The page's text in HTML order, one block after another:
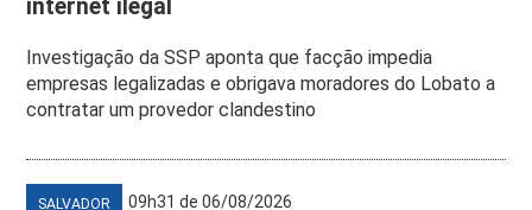
internet ilegal
Investigação da SSP aponta que facção impedia
empresas legalizadas e obrigava moradores do Lobato a
contratar um provedor clandestino
SALVADOR 09h31 de 06/08/2026